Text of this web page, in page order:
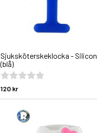
Sjuksköterskeklocka - Silicon
(blå)
120 kr